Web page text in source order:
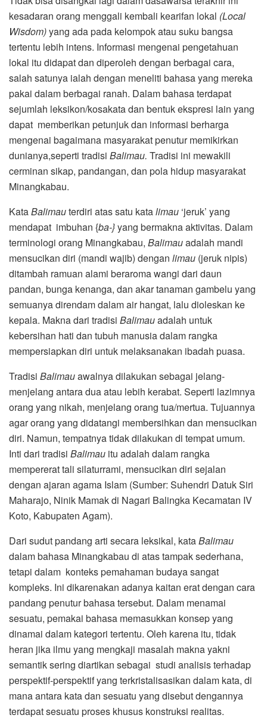
kesadaran orang menggali kembali kearifan lokal (Local
Wisdom)yang ada pada kelompok atau suku bangsa
tertentu lebih intens. Informasi mengenai pengetahuan
lokal itu didapat dan diperoleh dengan berbagai cara,
salah satunya ialah dengan meneliti bahasa yang mereka
pakai dalam berbagai ranah. Dalam bahasa terdapat
sejumlah leksikon/kosakata dan bentuk ekspresi lain yang
dapat memberikan petunjuk dan informasi berharga
mengenai bagaimana masyarakat penutur memikirkan
dunianya,seperti tradisi Balimau. Tradisi ini mewakili
cerminan sikap, pandangan, dan pola hidup masyarakat
Minangkabau.
KataBalimauterdiri atas satu katalimau ‘jeruk’ yang
mendapat imbuhan {ba-}yang bermakna aktivitas. Dalam
terminologi orang Minangkabau, Balimauadalah mandi
mensucikan diri (mandi wajib) dengan limau (jeruk nipis)
ditambah ramuan alami beraroma wangi dari daun
pandan, bunga kenanga, dan akar tanaman gambelu yang
semuanya direndam dalam air hangat, lalu dioleskan ke
kepala. Makna dari tradisi Balimauadalah untuk
kebersihan hati dan tubuh manusia dalam rangka
mempersiapkan diri untuk melaksanakan ibadah puasa.
Tradisi Balimauawalnya dilakukan sebagai jelang-
menjelang antara dua atau lebih kerabat. Seperti lazimnya
orang yang nikah, menjelang orang tua/mertua. Tujuannya
agar orang yang didatangi membersihkan dan mensucikan
diri. Namun, tempatnya tidak dilakukan di tempat umum.
Inti dari tradisi Balimau itu adalah dalam rangka
mempererat tali silaturrami, mensucikan diri sejalan
dengan ajaran agama Islam (Sumber: Suhendri Datuk Siri
Maharajo, Ninik Mamak di Nagari Balingka Kecamatan IV
Koto, Kabupaten Agam).
Dari sudut pandang arti secara leksikal, kataBalimau
dalam bahasa Minangkabau di atas tampak sederhana,
tetapi dalam konteks pemahaman budaya sangat
kompleks. Ini dikarenakan adanya kaitan erat dengan cara
pandang penutur bahasa tersebut. Dalam menamai
sesuatu, pemakai bahasa memasukkan konsep yang
dinamai dalam kategori tertentu. Oleh karena itu, tidak
heran jika ilmu yang mengkaji masalah makna yakni
semantik sering diartikan sebagai studi analisis terhadap
perspektif-perspektif yang terkristalisasikan dalam kata, di
mana antara kata dan sesuatu yang disebut dengannya
terdapat sesuatu proses khusus konstruksi realitas.